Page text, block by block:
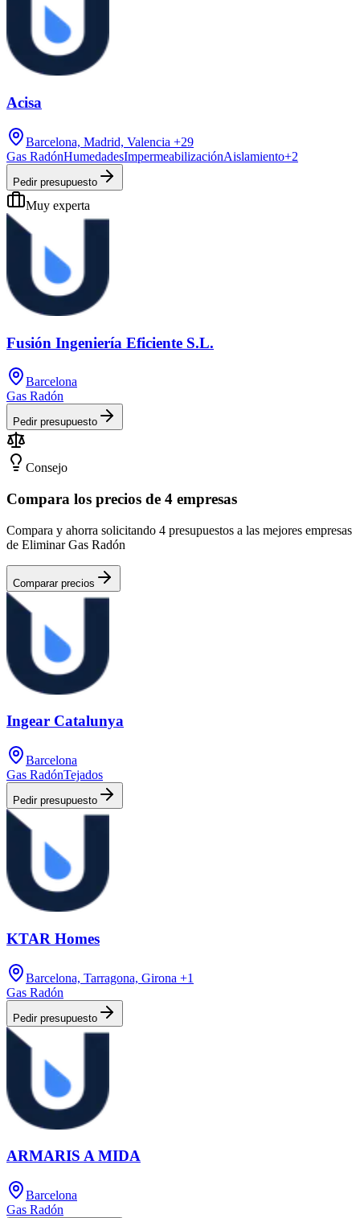
Acisa
Barcelona, Madrid, Valencia +29
Gas RadónHumedadesImpermeabilizaciónAislamiento+2
Pedir presupuesto
Muy experta
Fusión Ingeniería Eficiente S.L.
Barcelona
Gas Radón
Pedir presupuesto
Consejo
Compara los precios de 4 empresas
Compara y ahorra solicitando 4 presupuestos a las mejores empresas
de Eliminar Gas Radón
Comparar precios
Ingear Catalunya
Barcelona
Gas RadónTejados
Pedir presupuesto
KTAR Homes
Barcelona, Tarragona, Girona +1
Gas Radón
Pedir presupuesto
ARMARIS A MIDA
Barcelona
Gas Radón